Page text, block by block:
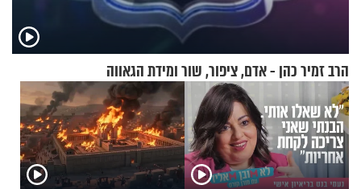
הרב זמיר כהן - אדם, ציפור, שור ומידת הגאווה